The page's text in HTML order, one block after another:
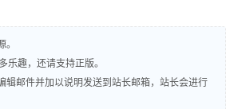
。
乐趣，还请支持正版。
辑邮件并加以说明发送到站长邮箱，站长会进行